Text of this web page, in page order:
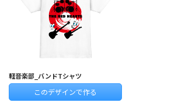
軽音楽部_バンドTシャツ
このデザインで作る